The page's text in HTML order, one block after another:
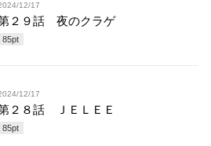
12/17
２９話 夜のクラゲ
85pt
12/17
２８話 ＪＥＬＥＥ
85pt